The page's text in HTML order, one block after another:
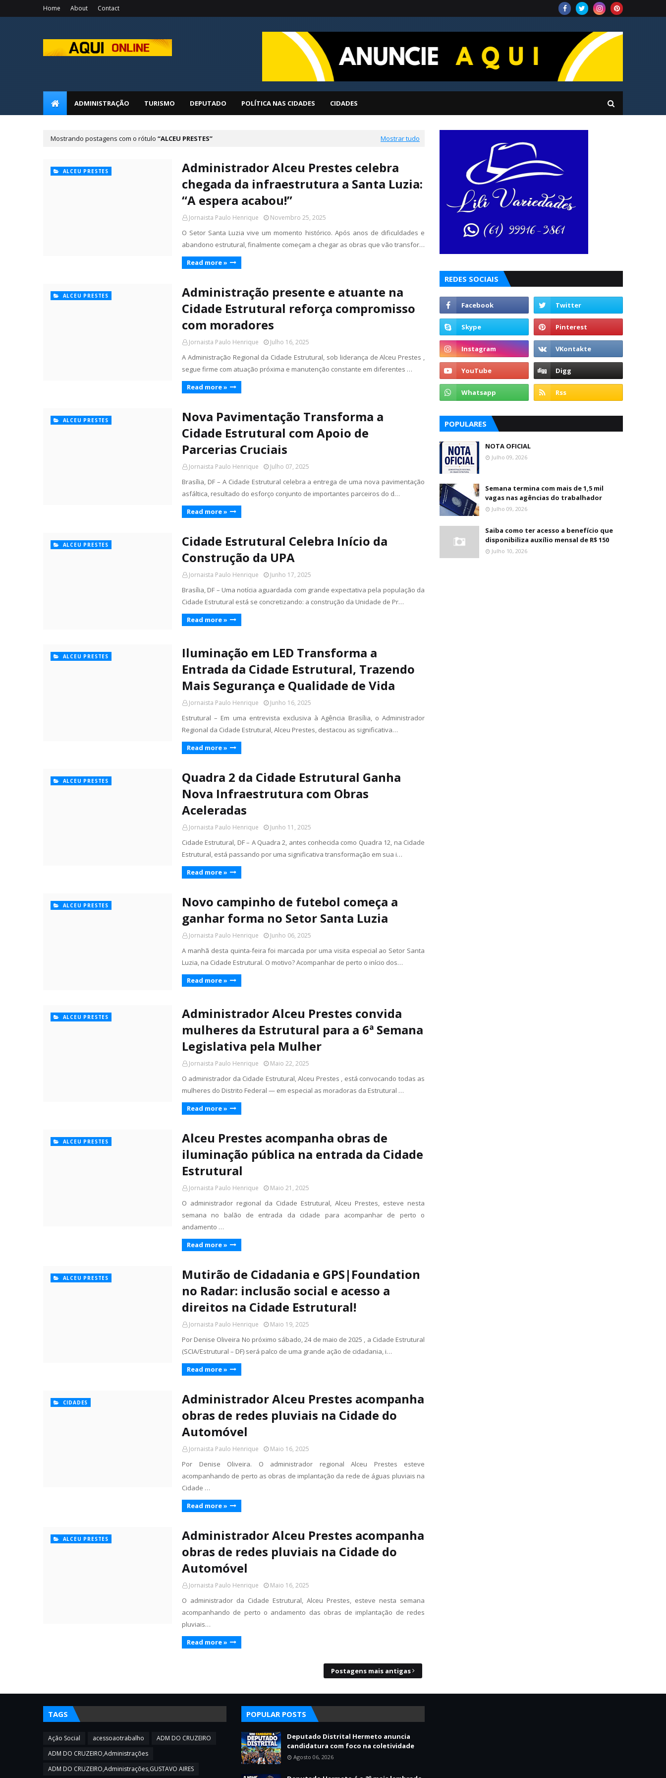
Home About Contact
ADMINISTRAÇÃO TURISMO DEPUTADO POLÍTICA NAS CIDADES CIDADES
Mostrando postagens com o rótulo ALCEU PRESTES Mostrar tudo
ALCEU PRESTES
Administrador Alceu Prestes celebra
chegada da infraestrutura a Santa Luzia:
“A espera acabou!”
Jornaista Paulo Henrique Novembro 25, 2025
O Setor Santa Luzia vive um momento histórico. Após anos de dificuldades e
abandono estrutural, finalmente começam a chegar as obras que vão transfor…
Read more »
ALCEU PRESTES
Administração presente e atuante na
Cidade Estrutural reforça compromisso
com moradores
Jornaista Paulo Henrique Julho 16, 2025
A Administração Regional da Cidade Estrutural, sob liderança de Alceu Prestes ,
segue firme com atuação próxima e manutenção constante em diferentes …
Read more »
ALCEU PRESTES
Nova Pavimentação Transforma a
Cidade Estrutural com Apoio de
Parcerias Cruciais
Jornaista Paulo Henrique Julho 07, 2025
Brasília, DF – A Cidade Estrutural celebra a entrega de uma nova pavimentação
asfáltica, resultado do esforço conjunto de importantes parceiros do d…
Read more »
ALCEU PRESTES
Cidade Estrutural Celebra Início da
Construção da UPA
Jornaista Paulo Henrique Junho 17, 2025
Brasília, DF – Uma notícia aguardada com grande expectativa pela população da
Cidade Estrutural está se concretizando: a construção da Unidade de Pr…
Read more »
ALCEU PRESTES
Iluminação em LED Transforma a
Entrada da Cidade Estrutural, Trazendo
Mais Segurança e Qualidade de Vida
Jornaista Paulo Henrique Junho 16, 2025
Estrutural – Em uma entrevista exclusiva à Agência Brasília, o Administrador
Regional da Cidade Estrutural, Alceu Prestes, destacou as significativa…
Read more »
ALCEU PRESTES
Quadra 2 da Cidade Estrutural Ganha
Nova Infraestrutura com Obras
Aceleradas
Jornaista Paulo Henrique Junho 11, 2025
Cidade Estrutural, DF – A Quadra 2, antes conhecida como Quadra 12, na Cidade
Estrutural, está passando por uma significativa transformação em sua i…
Read more »
ALCEU PRESTES
Novo campinho de futebol começa a
ganhar forma no Setor Santa Luzia
Jornaista Paulo Henrique Junho 06, 2025
A manhã desta quinta-feira foi marcada por uma visita especial ao Setor Santa
Luzia, na Cidade Estrutural. O motivo? Acompanhar de perto o início dos…
Read more »
ALCEU PRESTES
Administrador Alceu Prestes convida
mulheres da Estrutural para a 6ª Semana
Legislativa pela Mulher
Jornaista Paulo Henrique Maio 22, 2025
O administrador da Cidade Estrutural, Alceu Prestes , está convocando todas as
mulheres do Distrito Federal — em especial as moradoras da Estrutural …
Read more »
ALCEU PRESTES
Alceu Prestes acompanha obras de
iluminação pública na entrada da Cidade
Estrutural
Jornaista Paulo Henrique Maio 21, 2025
O administrador regional da Cidade Estrutural, Alceu Prestes, esteve nesta
semana no balão de entrada da cidade para acompanhar de perto o
andamento …
Read more »
ALCEU PRESTES
Mutirão de Cidadania e GPS|Foundation
no Radar: inclusão social e acesso a
direitos na Cidade Estrutural!
Jornaista Paulo Henrique Maio 19, 2025
Por Denise Oliveira No próximo sábado, 24 de maio de 2025 , a Cidade Estrutural
(SCIA/Estrutural – DF) será palco de uma grande ação de cidadania, i…
Read more »
CIDADES
Administrador Alceu Prestes acompanha
obras de redes pluviais na Cidade do
Automóvel
Jornaista Paulo Henrique Maio 16, 2025
Por Denise Oliveira. O administrador regional Alceu Prestes esteve
acompanhando de perto as obras de implantação da rede de águas pluviais na
Cidade …
Read more »
ALCEU PRESTES
Administrador Alceu Prestes acompanha
obras de redes pluviais na Cidade do
Automóvel
Jornaista Paulo Henrique Maio 16, 2025
O administrador da Cidade Estrutural, Alceu Prestes, esteve nesta semana
acompanhando de perto o andamento das obras de implantação de redes
pluviais…
Read more »
Postagens mais antigas
REDES SOCIAIS
POPULARES
NOTA OFICIAL
Julho 09, 2026
Semana termina com mais de 1,5 mil
vagas nas agências do trabalhador
Julho 09, 2026
Saiba como ter acesso a benefício que
disponibiliza auxílio mensal de R$ 150
Julho 10, 2026
TAGS
Ação Social acessoaotrabalho
ADM DO CRUZEIRO
ADM DO CRUZEIRO,Administrações
ADM DO CRUZEIRO,Administrações,GUSTAVO AIRES
POPULAR POSTS
Deputado Distrital Hermeto anuncia
candidatura com foco na coletividade
Agosto 06, 2026